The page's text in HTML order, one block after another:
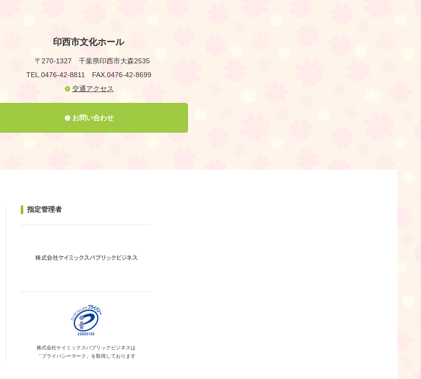
印西市文化ホール
〒270-1327 千葉県印西市大森2535
TEL.0476-42-8811 FAX.0476-42-8699
交通アクセス
お問い合わせ
指定管理者
株式会社ケイミックス パブリックビジネスは
「プライバシーマーク」を取得しております